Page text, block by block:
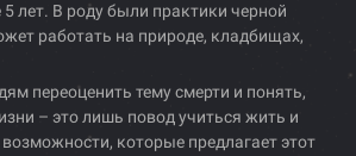
5 лет. В роду были практики черной
работать на природе, кладбищах,
переоценить тему смерти и понять,
– это лишь повод учиться жить и
которые предлагает этот